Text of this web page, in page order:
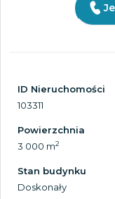
ID Nieruchomości
103311
Powierzchnia
3 000 m2
Stan budynku
Doskonały